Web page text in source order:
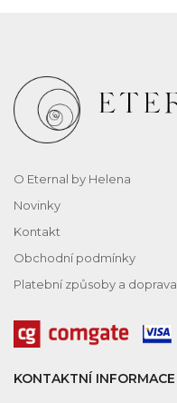
O Eternal by Helena
Novinky
Kontakt
Obchodní podmínky
Platební způsoby a doprava
KONTAKTNÍ INFORMACE